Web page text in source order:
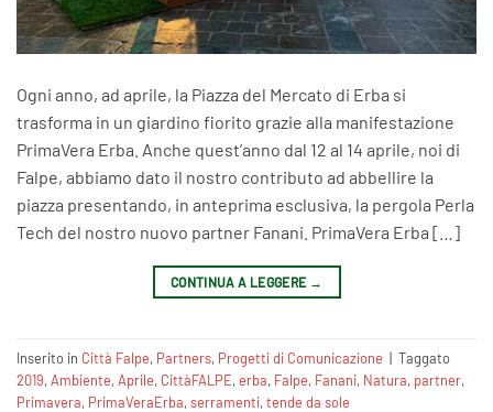
Ogni anno, ad aprile, la Piazza del Mercato di Erba si
trasforma in un giardino fiorito grazie alla manifestazione
PrimaVera Erba. Anche quest’anno dal 12 al 14 aprile, noi di
Falpe, abbiamo dato il nostro contributo ad abbellire la
piazza presentando, in anteprima esclusiva, la pergola Perla
Tech del nostro nuovo partner Fanani. PrimaVera Erba […]
CONTINUA A LEGGERE →
Inserito in Città Falpe, Partners, Progetti di Comunicazione | Taggato
2019,Ambiente,Aprile, CittàFALPE,erba, Falpe, Fanani, Natura, partner,
Primavera, PrimaVeraErba,serramenti,tende da sole